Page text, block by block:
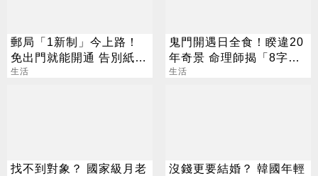
郵局「1新制」今上路！
免出門就能開通 告別紙本
不用跑臨櫃
生活
鬼門開遇日全食！睽違20
年奇景 命理師揭「8字」
叮囑
生活
找不到對象？ 國家級月老
沒錢更要結婚？ 韓國年輕